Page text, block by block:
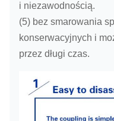
i niezawodnością.
(5) bez smarowania
konserwacyjnych i
przez długi czas.